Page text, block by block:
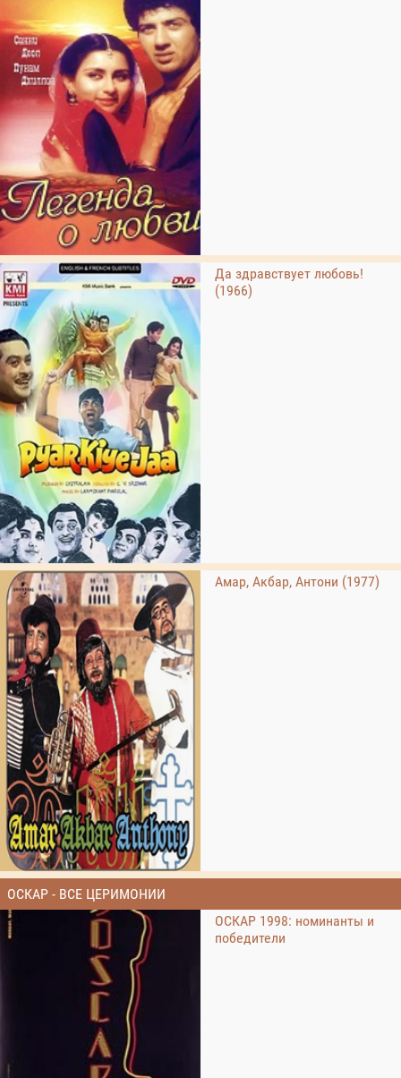
Да здравствует любовь!
(1966)
Амар, Акбар, Антони (1977)
ОСКАР - ВСЕ ЦЕРИМОНИИ
ОСКАР 1998: номинанты и
победители